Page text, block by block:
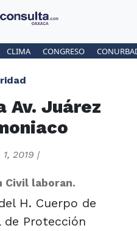
CLIMA CONGRESO
Av. Juárez
2019 |
Civil laboran.
H. Cuerpo de
de Protección